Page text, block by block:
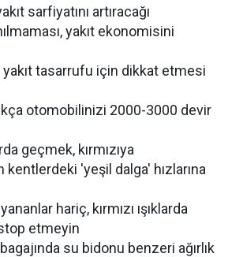
sarfiyatını artıracağı
yakıt ekonomisini
tasarrufu için dikkat etmesi
otomobilinizi 2000-3000 devir
geçmek, kırmızıya
'yeşil dalga' hızlarına
hariç, kırmızı ışıklarda
etmeyin
su bidonu benzeri ağırlık